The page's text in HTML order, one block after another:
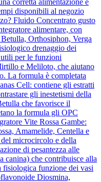
disponibili al negozio
Fluido Concentrato gusto
alimentare, con
Orthosiphon, Verga
drenaggio dei
per le funzioni
e Meliloto, che aiutano
La formula è completata
Cell: contiene gli estratti
gli inestetismi della
che favorisce il
la formula gli OPC
Vite Rossa Gambe:
Amamelide, Centella e
microcircolo e della
di pesantezza alle
canina) che contribuisce alla
fisiologica funzione dei vasi
Diosmina,